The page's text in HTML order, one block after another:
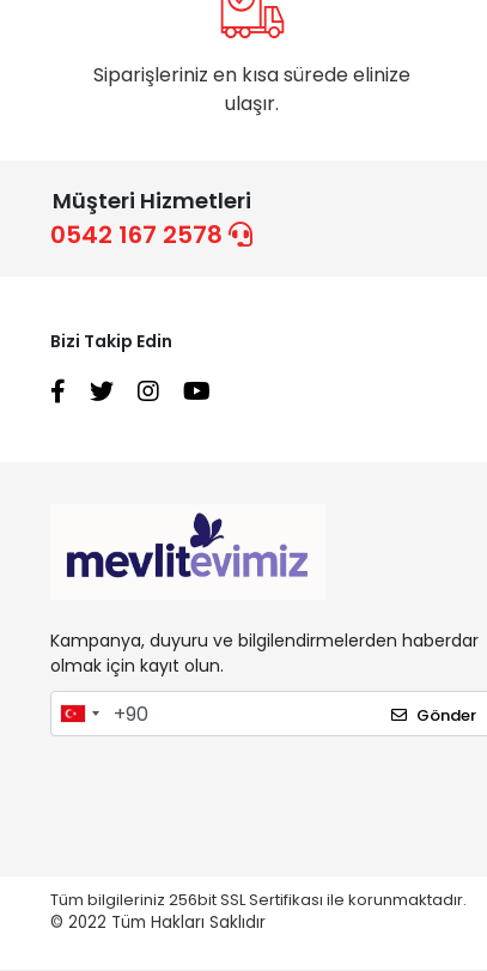
Siparişleriniz en kısa sürede elinize
ulaşır.
Müşteri Hizmetleri
0542 167 2578
Bizi Takip Edin
Kampanya, duyuru ve bilgilendirmelerden haberdar
olmak için kayıt olun.
Gönder
Tüm bilgileriniz 256bit SSL Sertifikası ile korunmaktadır.
© 2022 Tüm Hakları Saklıdır